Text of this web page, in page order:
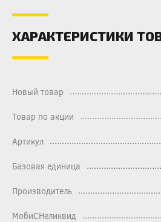
ХАРАКТЕРИСТИКИ
Новый товар
Товар по акции
Артикул
Базовая единица
Производитель
МобиСНеликвид